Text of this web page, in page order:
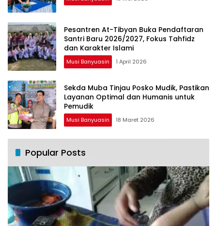
Pesantren At-Tibyan Buka Pendaftaran
Santri Baru 2026/2027, Fokus Tahfidz
dan Karakter Islami
Musi Banyuasin 1 April 2026
Sekda Muba Tinjau Posko Mudik, Pastikan
Layanan Optimal dan Humanis untuk
Pemudik
Musi Banyuasin 18 Maret 2026
Popular Posts